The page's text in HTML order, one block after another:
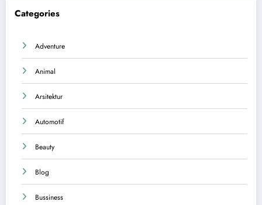
Categories
Adventure
Animal
Arsitektur
Automotif
Beauty
Blog
Bussiness